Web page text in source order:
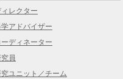
レクター
アドバイザー
ーディネーター
員
ユニット／チーム